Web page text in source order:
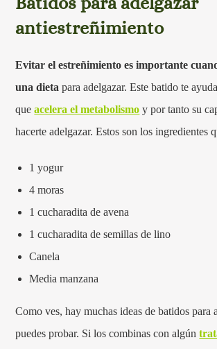
antiestreñimiento
Evitar el estreñimiento es importante
una dieta para adelgazar. Este batido te
queacelera el metabolismo y por tanto su
hacerte adelgazar. Estos son los ingredientes
1 yogur
4 moras
1 cucharadita de avena
1 cucharadita de semillas de lino
Canela
Media manzana
Como ves, hay muchas ideas de batidos para
puedes probar. Si los combinas con algún